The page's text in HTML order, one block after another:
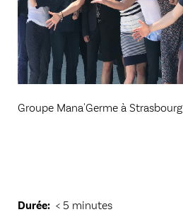
Groupe Mana'Germe à Strasbourg
Durée
< 5 minutes